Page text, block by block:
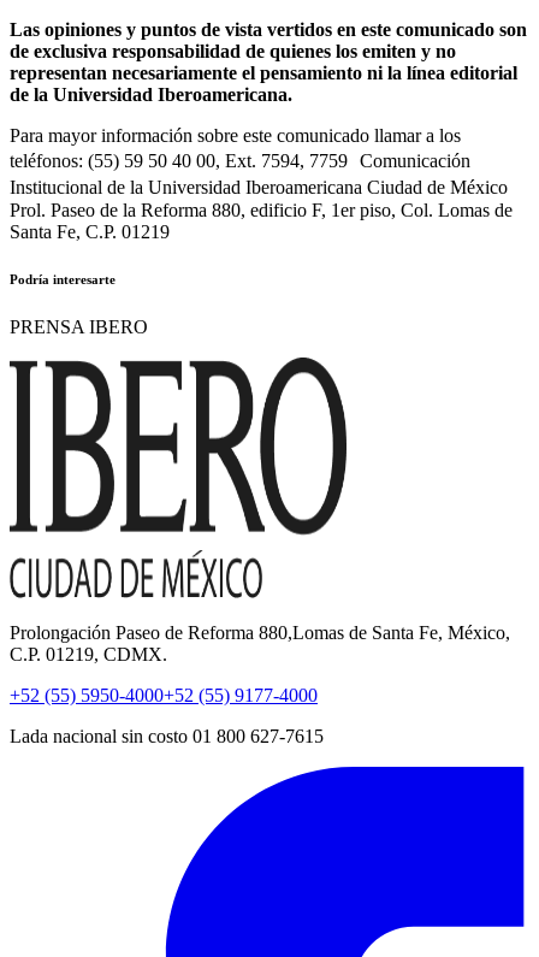
Las opiniones y puntos de vista vertidos en este comunicado son
de exclusiva responsabilidad de quienes los emiten y no
representan necesariamente el pensamiento ni la línea editorial
de la Universidad Iberoamericana.
Para mayor información sobre este comunicado llamar a los
teléfonos: (55) 59 50 40 00, Ext. 7594, 7759 Comunicación
Institucional de la Universidad Iberoamericana Ciudad de México
Prol. Paseo de la Reforma 880, edificio F, 1er piso, Col. Lomas de
Santa Fe, C.P. 01219
Podría interesarte
PRENSA IBERO
Prolongación Paseo de Reforma 880,Lomas de Santa Fe, México,
C.P. 01219, CDMX.
+52 (55) 5950-4000+52 (55) 9177-4000
Lada nacional sin costo 01 800 627-7615